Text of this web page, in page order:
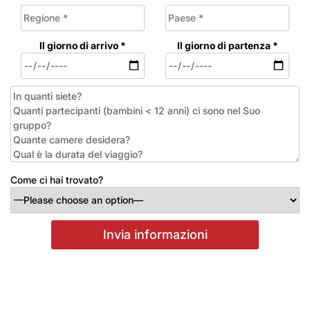
Il giorno di arrivo * Il giorno di partenza *
Come ci hai trovato?